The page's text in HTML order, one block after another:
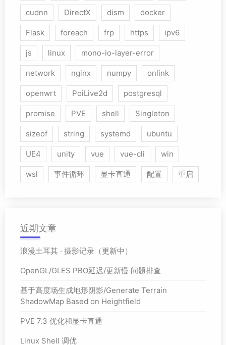
cudnn DirectX dism docker
Flask foreach frp https ipv6
js linux mono-io-layer-error
network nginx numpy onlink
openwrt PoiLive2d postgresql
promise PVE shell Singleton
sizeof string systemd ubuntu
UE4 unity vue vue-cli win
wsl 事件循环 显卡直通 配置 重启
近期文章
浪漫土耳其 · 摄影记录（更新中）
OpenGL/GLES PBO延迟/更新慢 问题排查
基于高度场生成地形阴影/Generate Terrain
ShadowMap Based on Heightfield
PVE 7.3 优化和显卡直通
Linux Shell 调优